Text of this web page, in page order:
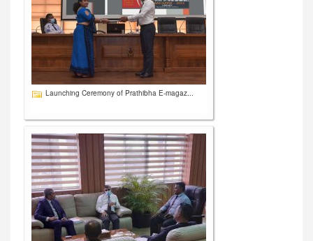
Launching Ceremony of Prathibha E-magaz...